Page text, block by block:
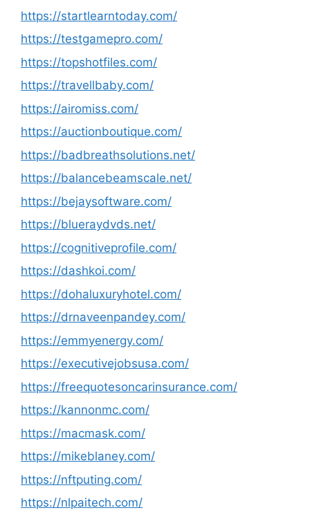
https://startlearntoday.com/
https://testgamepro.com/
https://topshotfiles.com/
https://travellbaby.com/
https://airomiss.com/
https://auctionboutique.com/
https://badbreathsolutions.net/
https://balancebeamscale.net/
https://bejaysoftware.com/
https://blueraydvds.net/
https://cognitiveprofile.com/
https://dashkoi.com/
https://dohaluxuryhotel.com/
https://drnaveenpandey.com/
https://emmyenergy.com/
https://executivejobsusa.com/
https://freequotesoncarinsurance.com/
https://kannonmc.com/
https://macmask.com/
https://mikeblaney.com/
https://nftputing.com/
https://nlpaitech.com/